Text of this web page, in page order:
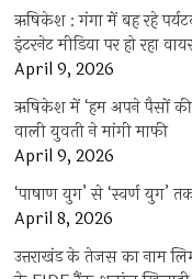
ऋषिकेश : गंगा में बह रहे
इंटरनेट मीडिया पर हो रहा
April 9, 2026
ऋषिकेश में ‘हम अपने पैसों की
वाली युवती ने मांगी माफी
April 9, 2026
‘पाषाण युग’ से ‘स्वर्ण युग’
April 8, 2026
उत्तराखंड के तेजस का नाम